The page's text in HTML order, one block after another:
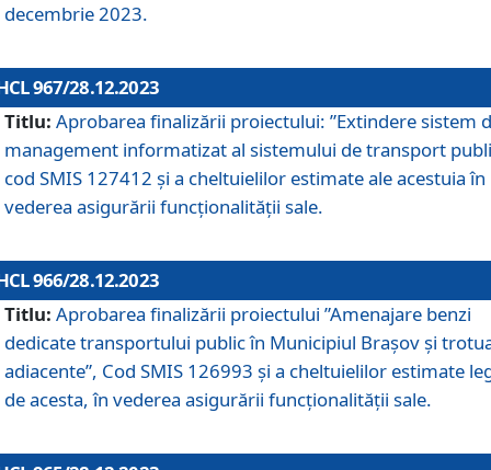
decembrie 2023.
967/28.12.2023
Titlu: Aprobarea finalizării proiectului: ”Extindere sistem
management informatizat al sistemului de transport
cod SMIS 127412 și a cheltuielilor estimate ale acestuia în
vederea asigurării funcționalității sale.
966/28.12.2023
Titlu: Aprobarea finalizării proiectului ”Amenajare benzi
dedicate transportului public în Municipiul Brașov şi
adiacente”, Cod SMIS 126993 și a cheltuielilor estimate
de acesta, în vederea asigurării funcționalității sale.